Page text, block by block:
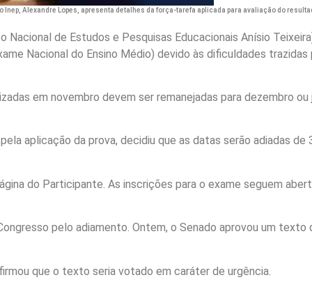
Inep, Alexandre Lopes, apresenta detalhes da força-tarefa aplicada para avaliação do
de Estudos e Pesquisas Educacionais Anísio
Nacional do Ensino Médio) devido às dificuldades trazidas
em novembro devem ser remanejadas para dezembro ou
aplicação da prova, decidiu que as datas serão adiadas de
do Participante. As inscrições para o exame seguem
pelo adiamento. Ontem, o Senado aprovou um texto
que o texto seria votado em caráter de urgência.